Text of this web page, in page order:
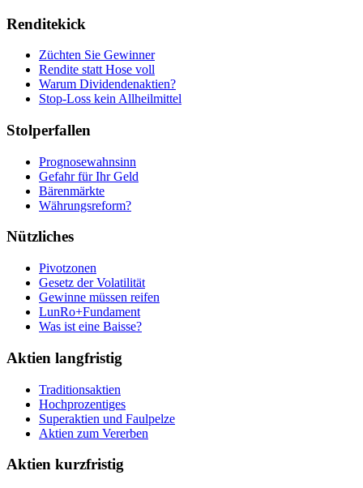
Renditekick
Züchten Sie Gewinner
Rendite statt Hose voll
Warum Dividendenaktien?
Stop-Loss kein Allheilmittel
Stolperfallen
Prognosewahnsinn
Gefahr für Ihr Geld
Bärenmärkte
Währungsreform?
Nützliches
Pivotzonen
Gesetz der Volatilität
Gewinne müssen reifen
LunRo+Fundament
Was ist eine Baisse?
Aktien langfristig
Traditionsaktien
Hochprozentiges
Superaktien und Faulpelze
Aktien zum Vererben
Aktien kurzfristig